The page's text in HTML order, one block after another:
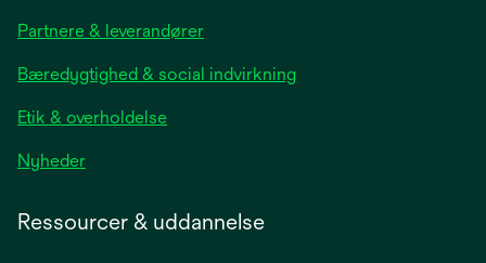
a
new
Partnere & leverandører
Bæredygtighed & social indvirkning
Etik & overholdelse
Nyhederopens
Ressourcer & uddannelse